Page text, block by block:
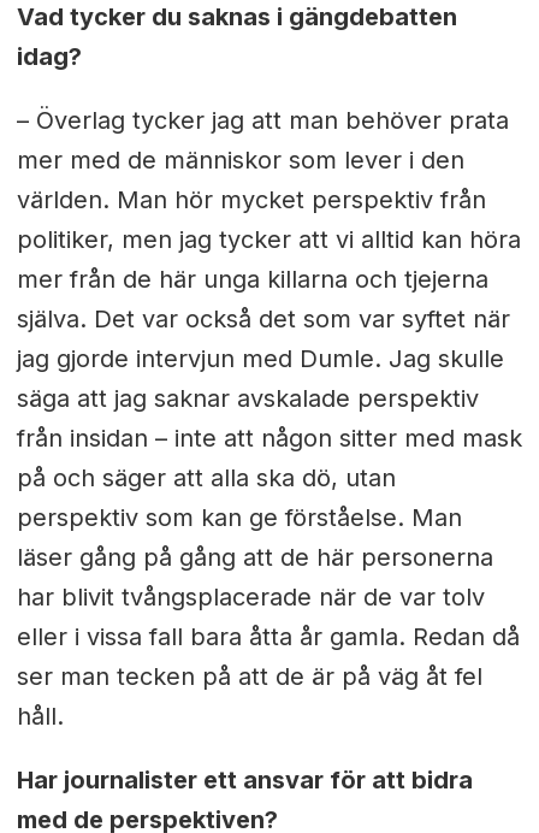
Vad tycker du saknas i gängdebatten
idag?
– Överlag tycker jag att man behöver prata
mer med de människor som lever i den
världen. Man hör mycket perspektiv från
politiker, men jag tycker att vi alltid kan höra
mer från de här unga killarna och tjejerna
själva. Det var också det som var syftet när
jag gjorde intervjun med Dumle. Jag skulle
säga att jag saknar avskalade perspektiv
från insidan – inte att någon sitter med mask
på och säger att alla ska dö, utan
perspektiv som kan ge förståelse. Man
läser gång på gång att de här personerna
har blivit tvångsplacerade när de var tolv
eller i vissa fall bara åtta år gamla. Redan då
ser man tecken på att de är på väg åt fel
håll.
Har journalister ett ansvar för att bidra
med de perspektiven?